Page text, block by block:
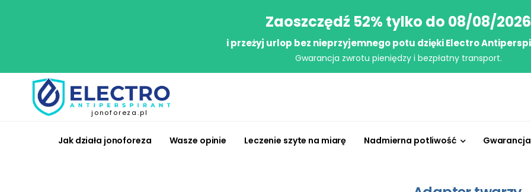
Zaoszczędź 52% tylko do 08/08/2026
i przeżyj urlop bez nieprzyjemnego potu dzięki Electro
Gwarancja zwrotu pieniędzy i bezpłatny transport.
jonoforeza.pl
Jak działa jonoforeza Wasze opinie Leczenie szyte na miarę Nadmierna potliwość